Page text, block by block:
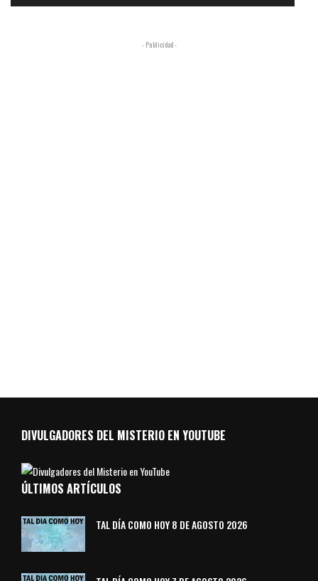
- Publicidad -
DIVULGADORES DEL MISTERIO EN YOUTUBE
ÚLTIMOS ARTÍCULOS
TAL DÍA COMO HOY 8 DE AGOSTO 2026